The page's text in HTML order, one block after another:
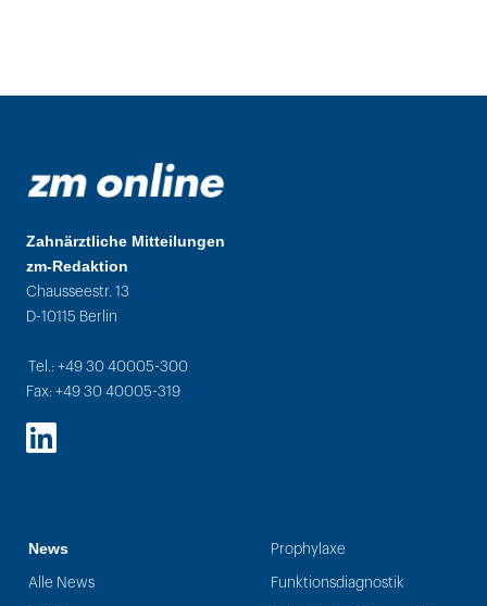
Zahnärztliche Mitteilungen
zm-Redaktion
Chausseestr. 13
D-10115 Berlin
Tel.: +49 30 40005-300
Fax: +49 30 40005-319
LinkedIn
News
Alle News
Prophylaxe
Funktionsdiagnostik